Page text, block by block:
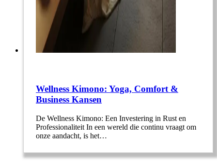
Wellness Kimono: Yoga, Comfort &
Business Kansen
De Wellness Kimono: Een Investering in Rust en
Professionaliteit In een wereld die continu vraagt om
onze aandacht, is het…